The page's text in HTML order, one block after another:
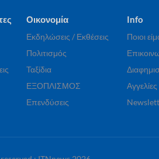
Οικονομία
Εκδηλώσεις / Εκθέσεις
Πολιτισμός
Ταξίδια
ΕΞΟΠΛΙΣΜΟΣ
Επενδύσεις
Info
Ποιοι
Αγγελίες